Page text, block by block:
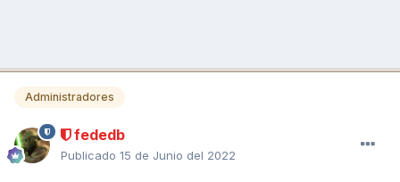
Administradores
fededb
Publicado 15 de Junio del 2022